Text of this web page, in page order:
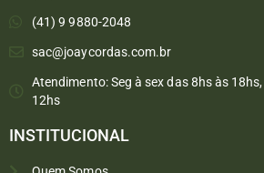
(41) 9 9880-2048
sac@joaycordas.com.br
Atendimento: Seg à sex das 8hs às
12hs
INSTITUCIONAL